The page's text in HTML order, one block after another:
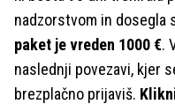
nadzorstvom in dosegla
paket je vreden 1000 €.
naslednji povezavi, kjer
brezplačno prijaviš.